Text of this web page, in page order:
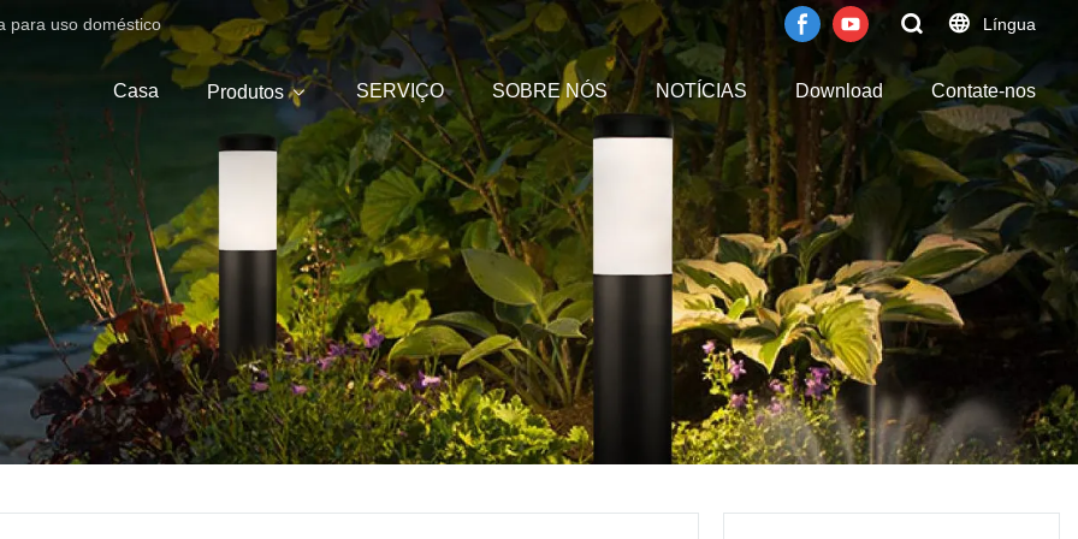
para uso doméstico Língua
Casa Produtos SERVIÇO SOBRE NÓS NOTÍCIAS Download Contate-nos